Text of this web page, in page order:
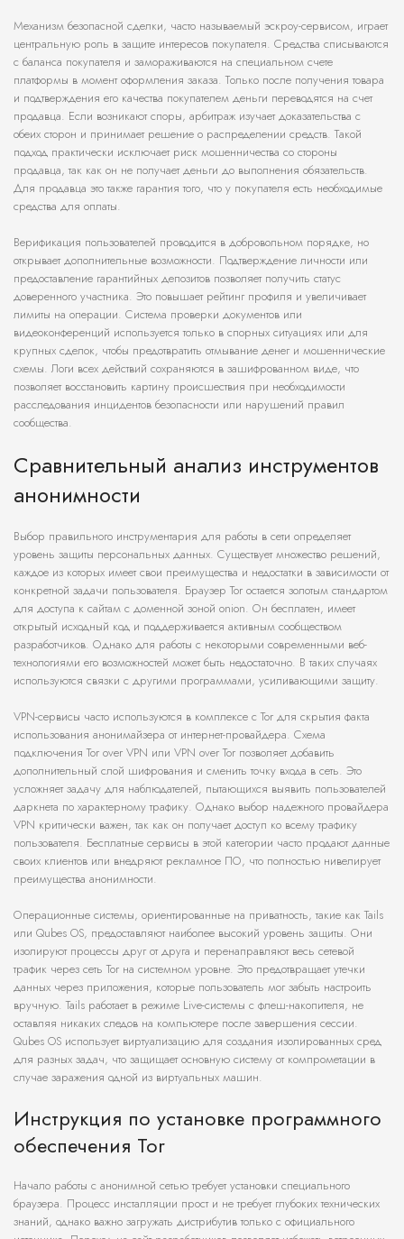
Механизм безопасной сделки, часто называемый эскроу-сервисом, играет
центральную роль в защите интересов покупателя. Средства списываются
с баланса покупателя и замораживаются на специальном счете
платформы в момент оформления заказа. Только после получения товара
и подтверждения его качества покупателем деньги переводятся на счет
продавца. Если возникают споры, арбитраж изучает доказательства с
обеих сторон и принимает решение о распределении средств. Такой
подход практически исключает риск мошенничества со стороны
продавца, так как он не получает деньги до выполнения обязательств.
Для продавца это также гарантия того, что у покупателя есть необходимые
средства для оплаты.
Верификация пользователей проводится в добровольном порядке, но
открывает дополнительные возможности. Подтверждение личности или
предоставление гарантийных депозитов позволяет получить статус
доверенного участника. Это повышает рейтинг профиля и увеличивает
лимиты на операции. Система проверки документов или
видеоконференций используется только в спорных ситуациях или для
крупных сделок, чтобы предотвратить отмывание денег и мошеннические
схемы. Логи всех действий сохраняются в зашифрованном виде, что
позволяет восстановить картину происшествия при необходимости
расследования инцидентов безопасности или нарушений правил
сообщества.
Сравнительный анализ инструментов
анонимности
Выбор правильного инструментария для работы в сети определяет
уровень защиты персональных данных. Существует множество решений,
каждое из которых имеет свои преимущества и недостатки в зависимости от
конкретной задачи пользователя. Браузер Tor остается золотым стандартом
для доступа к сайтам с доменной зоной onion. Он бесплатен, имеет
открытый исходный код и поддерживается активным сообществом
разработчиков. Однако для работы с некоторыми современными веб-
технологиями его возможностей может быть недостаточно. В таких случаях
используются связки с другими программами, усиливающими защиту.
VPN-сервисы часто используются в комплексе с Tor для скрытия факта
использования анонимайзера от интернет-провайдера. Схема
подключения Tor over VPN или VPN over Tor позволяет добавить
дополнительный слой шифрования и сменить точку входа в сеть. Это
усложняет задачу для наблюдателей, пытающихся выявить пользователей
даркнета по характерному трафику. Однако выбор надежного провайдера
VPN критически важен, так как он получает доступ ко всему трафику
пользователя. Бесплатные сервисы в этой категории часто продают данные
своих клиентов или внедряют рекламное ПО, что полностью нивелирует
преимущества анонимности.
Операционные системы, ориентированные на приватность, такие как Tails
или Qubes OS, предоставляют наиболее высокий уровень защиты. Они
изолируют процессы друг от друга и перенаправляют весь сетевой
трафик через сеть Tor на системном уровне. Это предотвращает утечки
данных через приложения, которые пользователь мог забыть настроить
вручную. Tails работает в режиме Live-системы с флеш-накопителя, не
оставляя никаких следов на компьютере после завершения сессии.
Qubes OS использует виртуализацию для создания изолированных сред
для разных задач, что защищает основную систему от компрометации в
случае заражения одной из виртуальных машин.
Инструкция по установке программного
обеспечения Tor
Начало работы с анонимной сетью требует установки специального
браузера. Процесс инсталляции прост и не требует глубоких технических
знаний, однако важно загружать дистрибутив только с официального